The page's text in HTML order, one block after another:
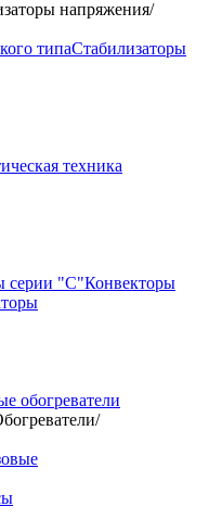
напряжения/
типаСтабилизаторы
серии "С"Конвекторы
обогреватели
/